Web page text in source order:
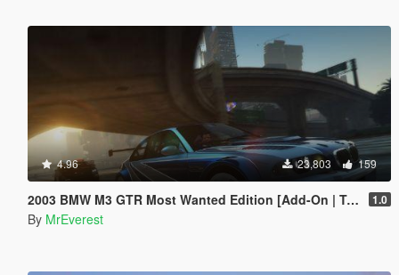
4.96 23,803 159
2003 BMW M3 GTR Most Wanted Edition [Add-On | Template] 1.0
By MrEverest